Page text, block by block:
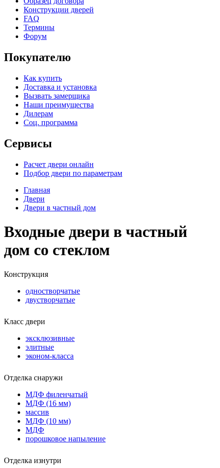
Конструкции дверей
FAQ
Термины
Форум
Покупателю
Как купить
Доставка и установка
Вызвать замерщика
Наши преимущества
Дилерам
Соц. программа
Сервисы
Расчет двери онлайн
Подбор двери по параметрам
Главная
Двери
Двери в частный дом
Входные двери в частный
дом со стеклом
Конструкция
одностворчатые
двустворчатые
Класс двери
эксклюзивные
элитные
эконом-класса
Отделка снаружи
МДФ филенчатый
МДФ (16 мм)
массив
МДФ (10 мм)
МДФ
порошковое напыление
Отделка изнутри